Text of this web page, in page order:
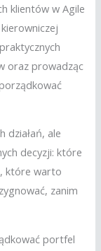
klientów w Agile
oraz prowadząc
działań, ale
decyzji: które
które warto
zanim
portfel